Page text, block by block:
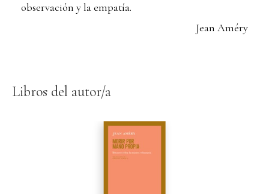
observación y la empatía.
Jean Améry
Libros del autor/a